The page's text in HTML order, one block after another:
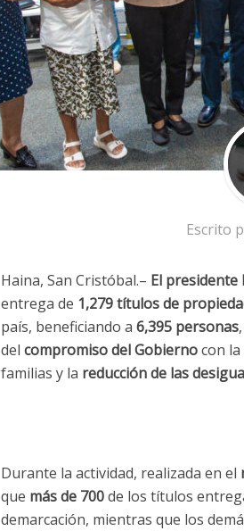
Escrito
Haina, San Cristóbal.– El presidente
entrega de 1,279 títulos de
país, beneficiando a 6,395 personas
del compromiso del Gobiernocon
familias y la reducción de las
Durante la actividad, realizada en el
que más de 700de los títulos
demarcación, mientras que los